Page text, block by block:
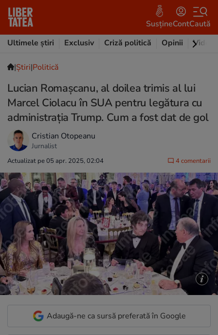
SusțineContCaută
Ultimele știri
Exclusiv Criză politică Opinii Video
|Ştiri|Politică
Lucian Romașcanu, al doilea trimis al lui
Marcel Ciolacu în SUA pentru legătura cu
administrația Trump. Cum a fost dat de gol
Cristian Otopeanu
Jurnalist
Actualizat pe 05 apr. 2025, 02:04 4 comentarii
Adaugă-ne ca sursă preferată în Google